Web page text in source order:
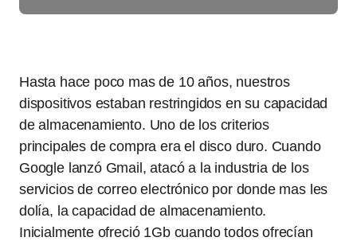
Hasta hace poco mas de 10 años, nuestros
dispositivos estaban restringidos en su capacidad
de almacenamiento. Uno de los criterios
principales de compra era el disco duro. Cuando
Google lanzó Gmail, atacó a la industria de los
servicios de correo electrónico por donde mas les
dolía, la capacidad de almacenamiento.
Inicialmente ofreció 1Gb cuando todos ofrecían